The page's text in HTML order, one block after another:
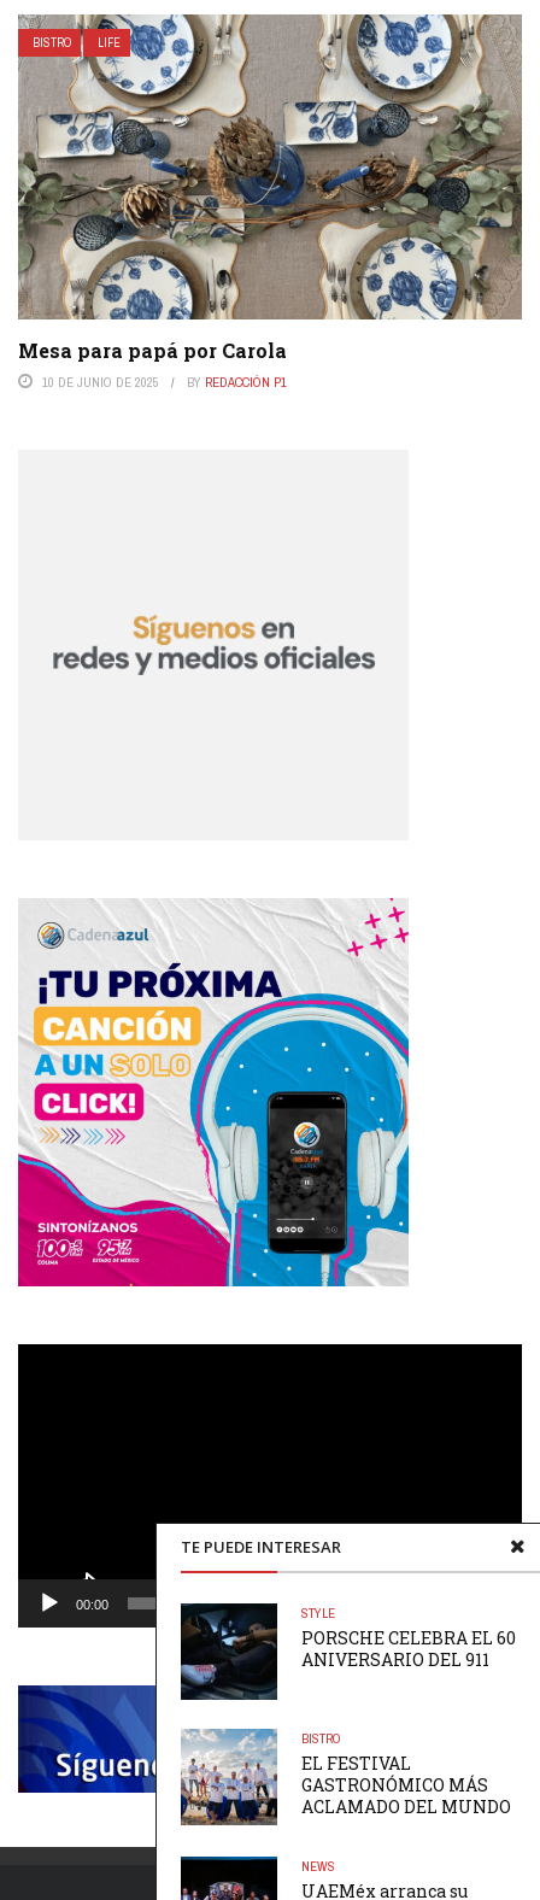
BISTRO LIFE
Mesa para papá por Carola
10 DE JUNIO DE 2025 BY REDACCIÓN P1
TE PUEDE INTERESAR
STYLE
PORSCHE CELEBRA EL 60
ANIVERSARIO DEL 911
BISTRO
EL FESTIVAL
GASTRONÓMICO MÁS
ACLAMADO DEL MUNDO
NEWS
UAEMéx arranca su
00:00